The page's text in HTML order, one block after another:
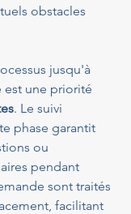
obstacles
jusqu'à
une priorité
. Le suivi
phase garantit
ou
pendant
sont traités
facilitant